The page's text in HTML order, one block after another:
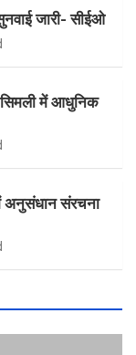
जारी- सीईओ
सिमली में आधुनिक
अनुसंधान संरचना